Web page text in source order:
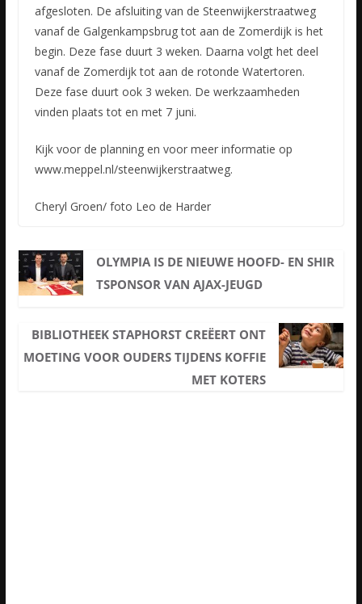
afgesloten. De afsluiting van de Steenwijkerstraatweg
vanaf de Galgenkampsbrug tot aan de Zomerdijk is het
begin. Deze fase duurt 3 weken. Daarna volgt het deel
vanaf de Zomerdijk tot aan de rotonde Watertoren.
Deze fase duurt ook 3 weken. De werkzaamheden
vinden plaats tot en met 7 juni.
Kijk voor de planning en voor meer informatie op
www.meppel.nl/steenwijkerstraatweg.
Cheryl Groen/ foto Leo de Harder
OLYMPIA IS DE NIEUWE HOOFD- EN SHIR
TSPONSOR VAN AJAX-JEUGD
BIBLIOTHEEK STAPHORST CREËERT ONT
MOETING VOOR OUDERS TIJDENS KOFFIE
MET KOTERS